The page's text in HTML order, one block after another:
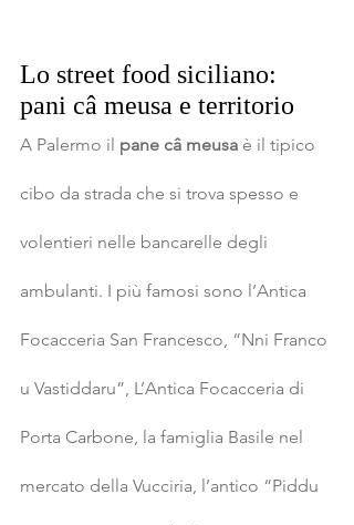
Lo street food siciliano:
pani câ meusa e territorio
A Palermo il pane câ meusa è il tipico
cibo da strada che si trova spesso e
volentieri nelle bancarelle degli
ambulanti. I più famosi sono l’Antica
Focacceria San Francesco, “Nni Franco
u Vastiddaru”, L’Antica Focacceria di
Porta Carbone, la famiglia Basile nel
mercato della Vucciria, l’antico “Piddu